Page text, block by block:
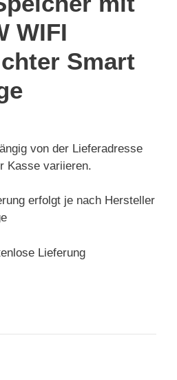
WIFI
Smart
von der Lieferadresse
Kasse variieren.
erfolgt je nach Hersteller
Lieferung